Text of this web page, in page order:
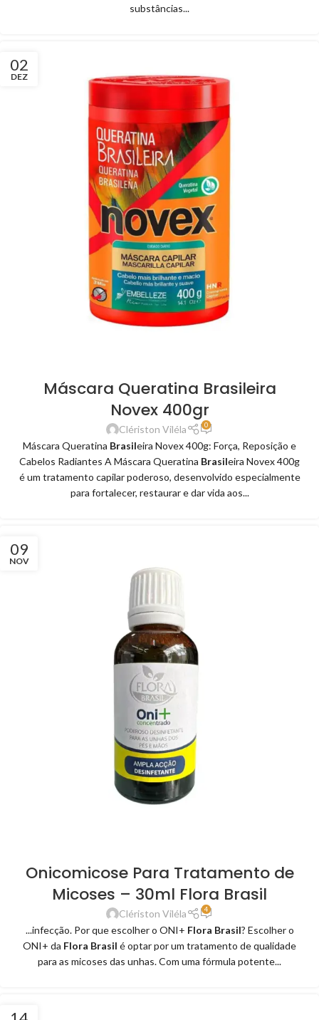
substâncias...
02
DEZ
Máscara Queratina Brasileira
Novex 400gr
Clériston Viléla 0
Máscara Queratina Brasileira Novex 400g: Força, Reposição e
Cabelos Radiantes A Máscara Queratina Brasileira Novex 400g
é um tratamento capilar poderoso, desenvolvido especialmente
para fortalecer, restaurar e dar vida aos...
09
NOV
Onicomicose Para Tratamento de
Micoses – 30ml Flora Brasil
Clériston Viléla 4
...infecção. Por que escolher o ONI+ Flora Brasil? Escolher o
ONI+ da Flora Brasil é optar por um tratamento de qualidade
para as micoses das unhas. Com uma fórmula potente...